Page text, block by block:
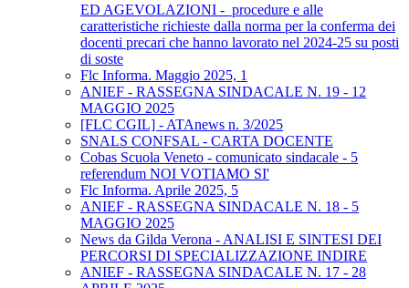
ED AGEVOLAZIONI - procedure e alle
caratteristiche richieste dalla norma per la conferma dei
docenti precari che hanno lavorato nel 2024-25 su posti
di soste
Flc Informa. Maggio 2025, 1
ANIEF - RASSEGNA SINDACALE N. 19 - 12
MAGGIO 2025
[FLC CGIL] - ATAnews n. 3/2025
SNALS CONFSAL - CARTA DOCENTE
Cobas Scuola Veneto - comunicato sindacale - 5
referendum NOI VOTIAMO SI'
Flc Informa. Aprile 2025, 5
ANIEF - RASSEGNA SINDACALE N. 18 - 5
MAGGIO 2025
News da Gilda Verona - ANALISI E SINTESI DEI
PERCORSI DI SPECIALIZZAZIONE INDIRE
ANIEF - RASSEGNA SINDACALE N. 17 - 28